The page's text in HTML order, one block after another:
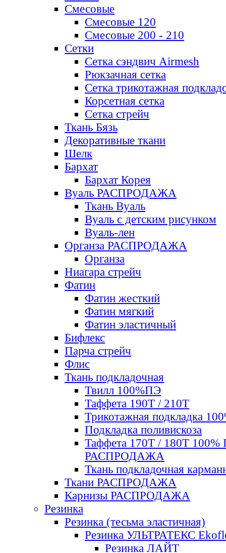
Смесовые
Смесовые 120
Смесовые 200 - 210
Сетки
Сетка сэндвич Airmesh
Рюкзачная сетка
Сетка трикотажная
Корсетная сетка
Сетка стрейч
Ткань Бязь
Декоративные ткани
Шелк
Бархат
Бархат Корея
Вуаль РАСПРОДАЖА
Ткань Вуаль
Вуаль с детским рисунком
Вуаль-лен
Органза РАСПРОДАЖА
Органза
Ниагара стрейч
Фатин
Фатин жесткий
Фатин мягкий
Фатин элаcтичный
Бифлекс
Парча стрейч
Флис
Ткань подкладочная
Твилл 100%ПЭ
Таффета 190Т / 210Т
Трикотажная подкладка
Подкладка поливискоза
Таффета 170Т / 180Т 100%
РАСПРОДАЖА
Ткань подкладочная
Ткани РАСПРОДАЖА
Карнизы РАСПРОДАЖА
Резинка
Резинка (тесьма эластичная)
Резинка УЛЬТРАТЕКС
Резинка ЛАЙТ